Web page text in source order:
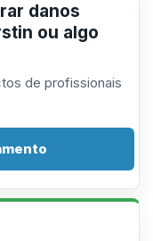
danos
ou algo
de profissionais